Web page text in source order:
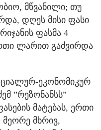
მწვანილი; თუ
დღეს მისი ფასი
ფასმა 4
ლარით გაძვირდა
ეკონომიკურ
”რეზონანსს”
მატებას, ერთი
მხრივ,